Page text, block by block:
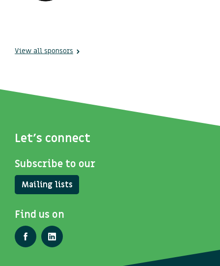
View all sponsors
Let's connect
Subscribe to our
Mailing lists
Find us on